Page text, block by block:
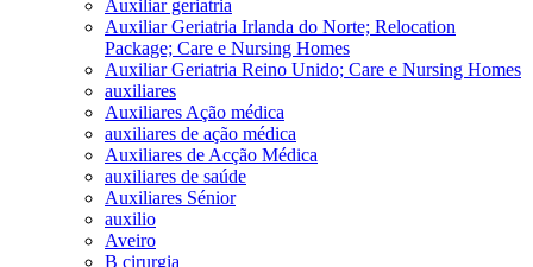
Auxiliar geriatria
Auxiliar Geriatria Irlanda do Norte; Relocation
Package; Care e Nursing Homes
Auxiliar Geriatria Reino Unido; Care e Nursing Homes
auxiliares
Auxiliares Ação médica
auxiliares de ação médica
Auxiliares de Acção Médica
auxiliares de saúde
Auxiliares Sénior
auxilio
Aveiro
B cirurgia